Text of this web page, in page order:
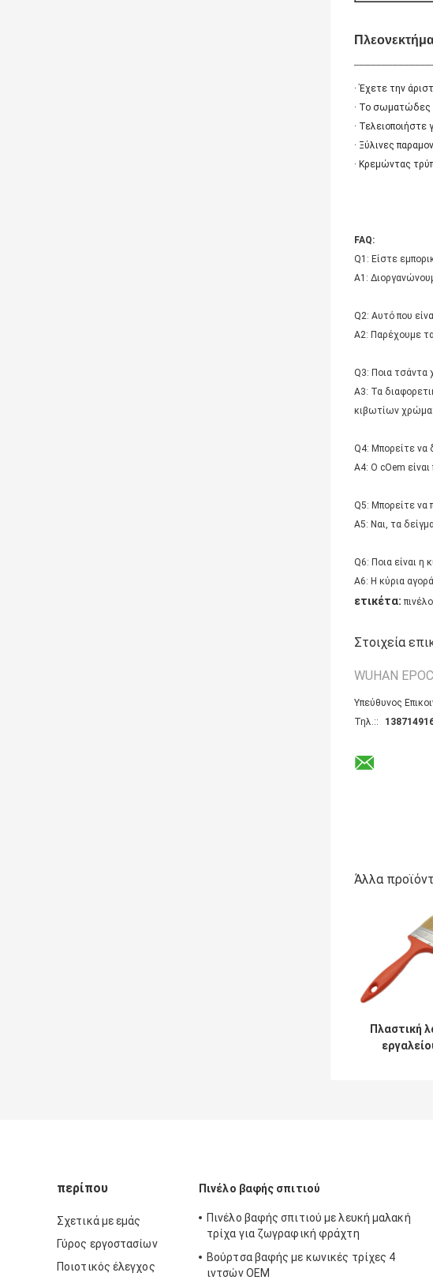
· Έχετε την
· Το σωματώδες
·
· Ξύλινες
· Κρεμώντας
FAQ:
Q1: Είστε
Α1:
Q2: Αυτό που
A2: Παρέχουμε
Q3: Ποια τσάντα
A3: Τα
κιβωτίων
Q4: Μπορείτε να
A4: Ο cOem
Q5: Μπορείτε να
A5: Ναι, τα
Q6: Ποια είναι η
A6: Η κύρια
ετικέτα:
Στοιχεία
WUHAN
Υπεύθυνος
Τηλ.::
Άλλα
Πλαστική
περίπου
Σχετικά με εμάς
Γύρος εργοστασίων
Ποιοτικός έλεγχος
Πινέλο βαφής σπιτιού
Πινέλο βαφής σπιτιού με λευκή μαλακή
τρίχα για ζωγραφική φράχτη
Βούρτσα βαφής με κωνικές τρίχες 4
ιντσών OEM